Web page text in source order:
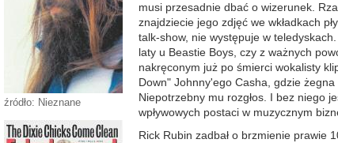
źródło: Nieznane
musi przesadnie dbać o wizerunek.
znajdziecie jego zdjęć we wkładkach
talk-show, nie występuje w
laty u Beastie Boys, czy z ważnych
nakręconym już po śmierci wokalisty
Down" Johnny'ego Casha, gdzie żegna
Niepotrzebny mu rozgłos. I bez niego
wpływowych postaci w muzycznym
Rick Rubin zadbał o brzmienie prawie